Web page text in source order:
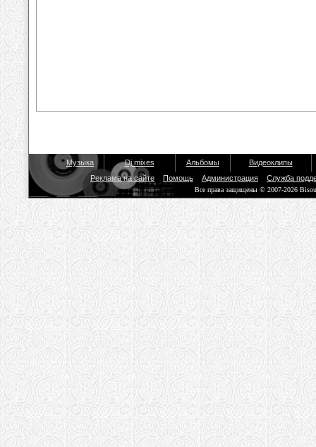
Музыка Dj mixes Альбомы
Видеоклипы
Реклама на сайте
Помощь Администрация Служба
Все права защищены © 2007-2026